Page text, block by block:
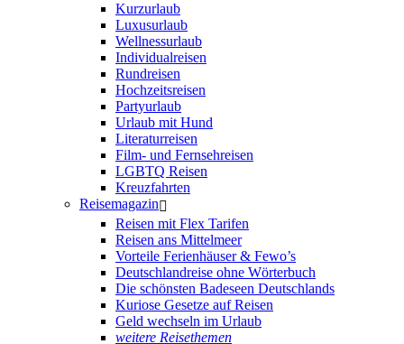
Kurzurlaub
Luxusurlaub
Wellnessurlaub
Individualreisen
Rundreisen
Hochzeitsreisen
Partyurlaub
Urlaub mit Hund
Literaturreisen
Film- und Fernsehreisen
LGBTQ Reisen
Kreuzfahrten
Reisemagazin
Reisen mit Flex Tarifen
Reisen ans Mittelmeer
Vorteile Ferienhäuser & Fewo’s
Deutschlandreise ohne Wörterbuch
Die schönsten Badeseen Deutschlands
Kuriose Gesetze auf Reisen
Geld wechseln im Urlaub
weitere Reisethemen